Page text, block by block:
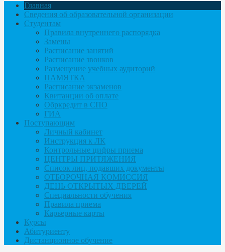
Главная
Сведения об образовательной организации
Студентам
Правила внутреннего распорядка
Замены
Расписание занятий
Расписание звонков
Размещение учебных аудиторий
ПАМЯТКА
Расписание экзаменов
Квитанции об оплате
Обркредит в СПО
ГИА
Поступающим
Личный кабинет
Инструкция к ЛК
Контрольные цифры приема
ЦЕНТРЫ ПРИТЯЖЕНИЯ
Список лиц, подавших документы
ОТБОРОЧНАЯ КОМИССИЯ
ДЕНЬ ОТКРЫТЫХ ДВЕРЕЙ
Специальности обучения
Правила приема
Карьерные карты
Курсы
Абитуриенту
Дистанционное обучение